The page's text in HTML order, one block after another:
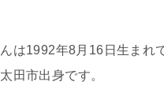
は1992年8月16日生まれ
田市出身です。